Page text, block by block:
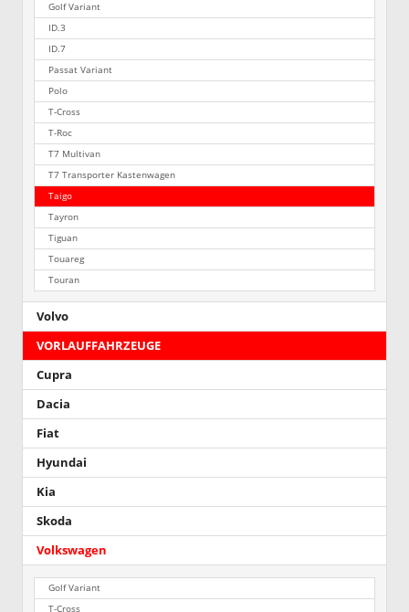
Golf Variant
ID.3
ID.7
Passat Variant
Polo
T-Cross
T-Roc
T7 Multivan
T7 Transporter Kastenwagen
Taigo
Tayron
Tiguan
Touareg
Touran
Volvo
VORLAUFFAHRZEUGE
Cupra
Dacia
Fiat
Hyundai
Kia
Skoda
Volkswagen
Golf Variant
T-Cross